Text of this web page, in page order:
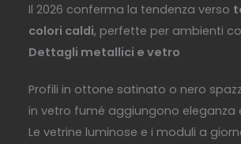
Il 2026 conferma la tendenza verso
colori caldi, perfette per ambienti
Dettagli metallici e vetro
Profili in ottone satinato o nero
in vetro fumé aggiungono eleganza
Le vetrine luminose e i moduli a